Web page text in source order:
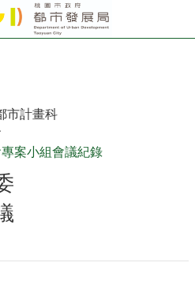
市計畫科
案小組會議紀錄